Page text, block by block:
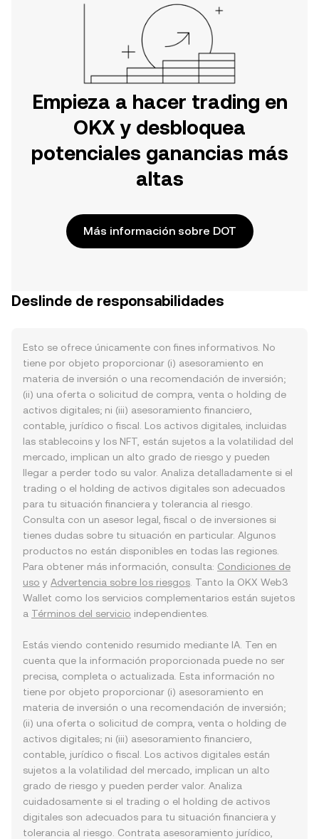
Empieza a hacer trading en
OKX y desbloquea
potenciales ganancias más
altas
Más información sobre DOT
Deslinde de responsabilidades
Esto se ofrece únicamente con fines informativos. No
tiene por objeto proporcionar (i) asesoramiento en
materia de inversión o una recomendación de inversión;
(ii) una oferta o solicitud de compra, venta o holding de
activos digitales; ni (iii) asesoramiento financiero,
contable, jurídico o fiscal. Los activos digitales, incluidas
las stablecoins y los NFT, están sujetos a la volatilidad del
mercado, implican un alto grado de riesgo y pueden
llegar a perder todo su valor. Analiza detalladamente si el
trading o el holding de activos digitales son adecuados
para tu situación financiera y tolerancia al riesgo.
Consulta con un asesor legal, fiscal o de inversiones si
tienes dudas sobre tu situación en particular. Algunos
productos no están disponibles en todas las regiones.
Para obtener más información, consulta: Condiciones de
uso y Advertencia sobre los riesgos . Tanto la OKX Web3
Wallet como los servicios complementarios están sujetos
a Términos del servicio independientes.
Estás viendo contenido resumido mediante IA. Ten en
cuenta que la información proporcionada puede no ser
precisa, completa o actualizada. Esta información no
tiene por objeto proporcionar (i) asesoramiento en
materia de inversión o una recomendación de inversión;
(ii) una oferta o solicitud de compra, venta o holding de
activos digitales; ni (iii) asesoramiento financiero,
contable, jurídico o fiscal. Los activos digitales están
sujetos a la volatilidad del mercado, implican un alto
grado de riesgo y pueden perder valor. Analiza
cuidadosamente si el trading o el holding de activos
digitales son adecuados para tu situación financiera y
tolerancia al riesgo. Contrata asesoramiento jurídico,